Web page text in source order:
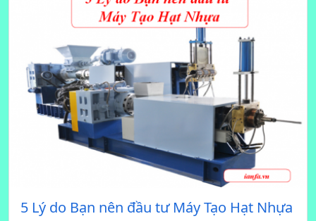
5 Lý do Bạn nên đầu tư Máy Tạo Hạt Nhựa